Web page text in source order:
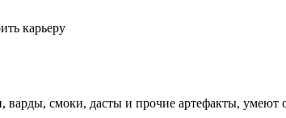
смоки, дасты и прочие артефакты, умеют